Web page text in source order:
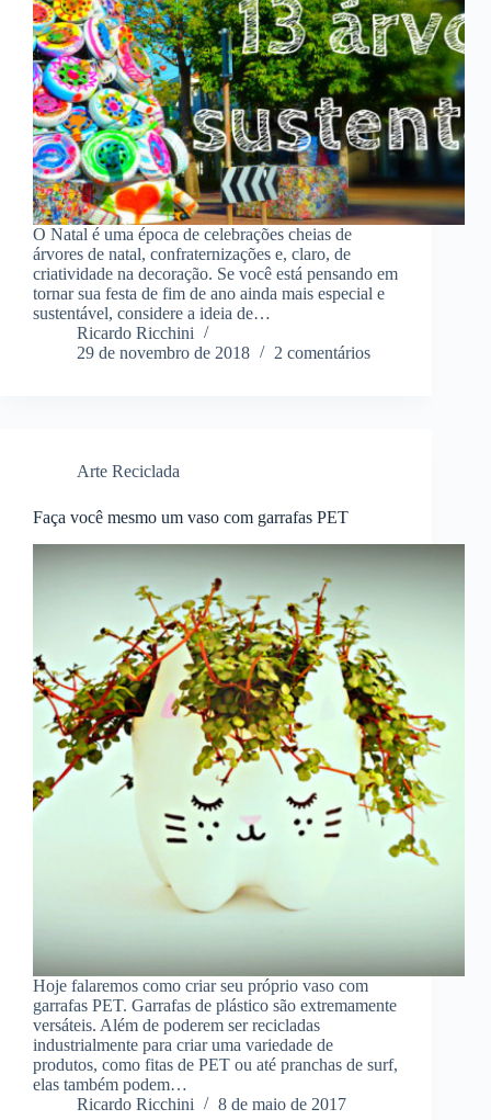
O Natal é uma época de celebrações cheias de
árvores de natal, confraternizações e, claro, de
criatividade na decoração. Se você está pensando em
tornar sua festa de fim de ano ainda mais especial e
sustentável, considere a ideia de…
Ricardo Ricchini
29 de novembro de 2018
2 comentários
Arte Reciclada
Faça você mesmo um vaso com garrafas PET
Hoje falaremos como criar seu próprio vaso com
garrafas PET. Garrafas de plástico são extremamente
versáteis. Além de poderem ser recicladas
industrialmente para criar uma variedade de
produtos, como fitas de PET ou até pranchas de surf,
elas também podem…
Ricardo Ricchini
8 de maio de 2017